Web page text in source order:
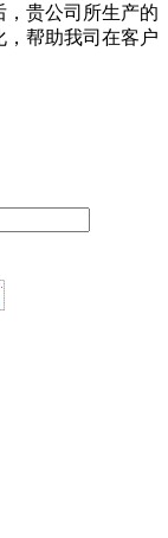
，贵公司所生产的
，帮助我司在客户